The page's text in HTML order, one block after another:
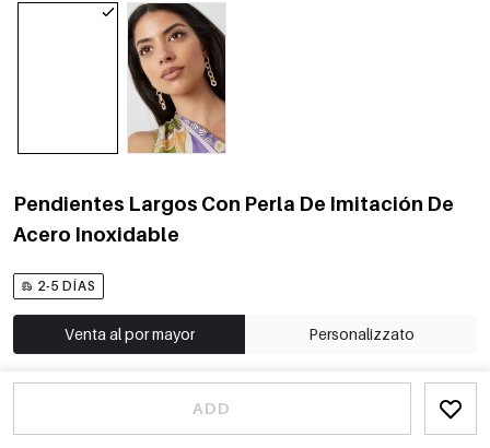
Pendientes Largos Con Perla De Imitación De
Acero Inoxidable
2-5 DÍAS
Venta al por mayor Personalizzato
ADD